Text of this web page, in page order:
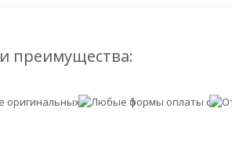
преимущества: